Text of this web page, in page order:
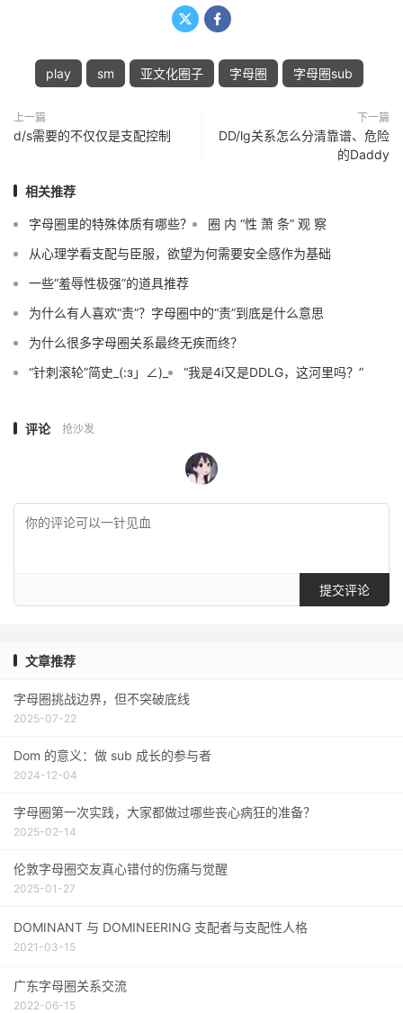
 
play sm 亚文化圈子 字母圈 字母圈sub
上一篇
d/s需要的不仅仅是支配控制
下一篇
DD/lg关系怎么分清靠谱、危险
的Daddy
相关推荐
字母圈里的特殊体质有哪些？
圈 内 “性 萧 条” 观 察
从心理学看支配与臣服，欲望为何需要安全感作为基础
一些“羞辱性极强”的道具推荐
为什么有人喜欢“责”？字母圈中的“责”到底是什么意思
为什么很多字母圈关系最终无疾而终？
“针刺滚轮”简史_(:з」∠)_
“我是4i又是DDLG，这河里吗？”
评论 抢沙发
提交评论
文章推荐
字母圈挑战边界，但不突破底线
2025-07-22
Dom 的意义：做 sub 成长的参与者
2024-12-04
字母圈第一次实践，大家都做过哪些丧心病狂的准备？
2025-02-14
伦敦字母圈交友真心错付的伤痛与觉醒
2025-01-27
DOMINANT 与 DOMINEERING 支配者与支配性人格
2021-03-15
广东字母圈关系交流
2022-06-15